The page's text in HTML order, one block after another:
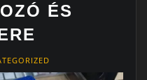
ÉS